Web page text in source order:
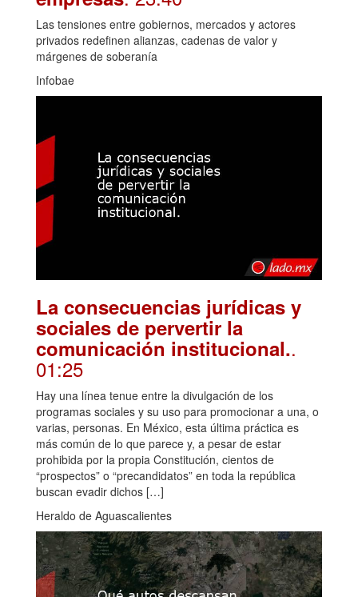
Las tensiones entre gobiernos, mercados y actores
privados redefinen alianzas, cadenas de valor y
márgenes de soberanía
Infobae
La consecuencias jurídicas y
sociales de pervertir la
comunicación institucional..
01:25
Hay una línea tenue entre la divulgación de los
programas sociales y su uso para promocionar a una, o
varias, personas. En México, esta última práctica es
más común de lo que parece y, a pesar de estar
prohibida por la propia Constitución, cientos de
“prospectos” o “precandidatos” en toda la república
buscan evadir dichos […]
Heraldo de Aguascalientes